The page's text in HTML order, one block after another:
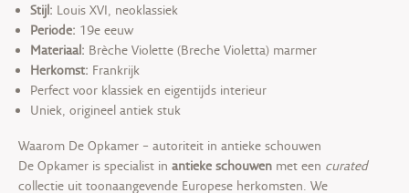
Stijl: Louis XVI, neoklassiek
Periode: 19e eeuw
Materiaal: Brèche Violette (Breche Violetta) marmer
Herkomst: Frankrijk
Perfect voor klassiek en eigentijds interieur
Uniek, origineel antiek stuk
Waarom De Opkamer – autoriteit in antieke schouwen
De Opkamer is specialist in antieke schouwen met een curated
collectie uit toonaangevende Europese herkomsten. We